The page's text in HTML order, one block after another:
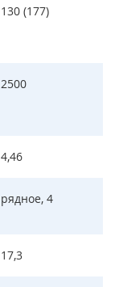
130 (177)
2500
4,46
рядное, 4
17,3